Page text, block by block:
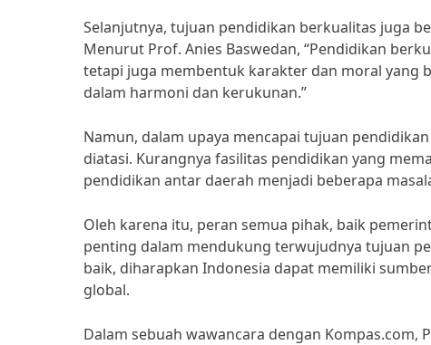
Selanjutnya, tujuan pendidikan berkualitas juga
Menurut Prof. Anies Baswedan, “Pendidikan
tetapi juga membentuk karakter dan moral yang
dalam harmoni dan kerukunan.”
Namun, dalam upaya mencapai tujuan
diatasi. Kurangnya fasilitas pendidikan yang
pendidikan antar daerah menjadi beberapa
Oleh karena itu, peran semua pihak, baik
penting dalam mendukung terwujudnya tujuan
baik, diharapkan Indonesia dapat memiliki
global.
Dalam sebuah wawancara dengan Kompas.com,